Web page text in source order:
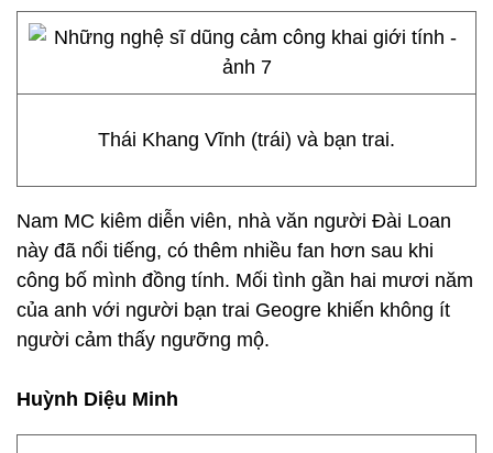
Thái Khang Vĩnh (trái) và bạn trai.
Nam MC kiêm diễn viên, nhà văn người Đài Loan
này đã nổi tiếng, có thêm nhiều fan hơn sau khi
công bố mình đồng tính. Mối tình gần hai mươi năm
của anh với người bạn trai Geogre khiến không ít
người cảm thấy ngưỡng mộ.
Huỳnh Diệu Minh